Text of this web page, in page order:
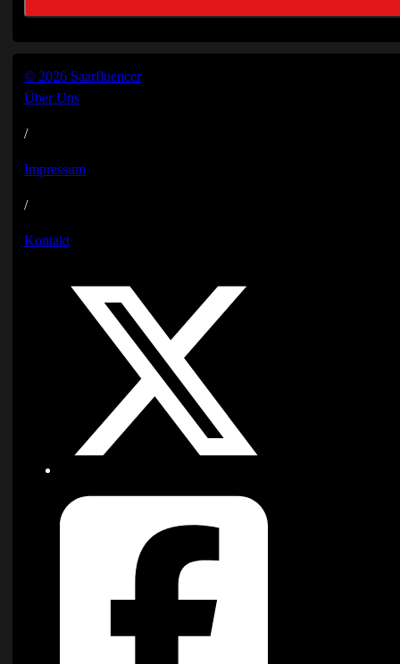
© 2026 Saarfluencer
Über Uns
/
Impressum
/
Kontakt